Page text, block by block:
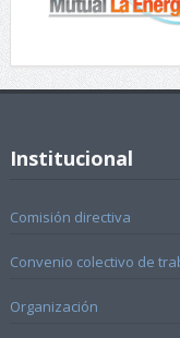
Institucional
Comisión directiva
Convenio colectivo de
Organización